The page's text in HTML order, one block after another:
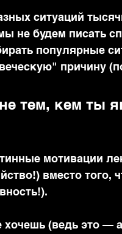
ситуаций
не будем писать
популярные
причину
тем, кем ты
мотивации
вместо того,
(ведь это —